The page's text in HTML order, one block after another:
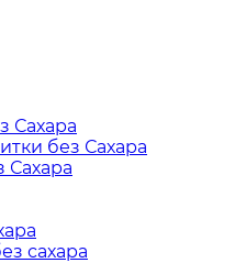
Сахара
без Сахара
Сахара
сахара